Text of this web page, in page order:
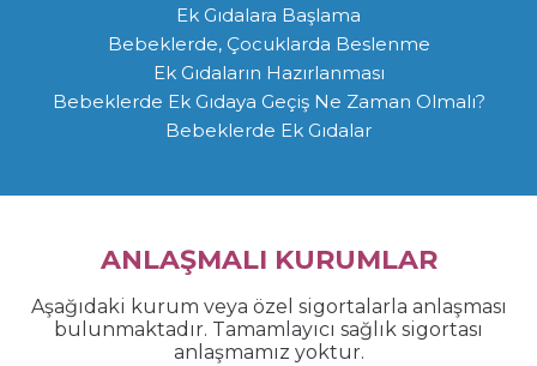
Ek Gıdalara Başlama
Bebeklerde, Çocuklarda Beslenme
Ek Gıdaların Hazırlanması
Bebeklerde Ek Gıdaya Geçiş Ne Zaman Olmalı?
Bebeklerde Ek Gıdalar
ANLAŞMALI KURUMLAR
Aşağıdaki kurum veya özel sigortalarla anlaşması
bulunmaktadır. Tamamlayıcı sağlık sigortası
anlaşmamız yoktur.